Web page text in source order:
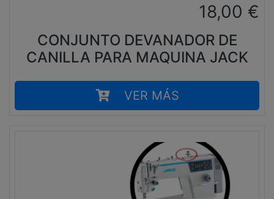
18,00 €
CONJUNTO DEVANADOR DE
CANILLA PARA MAQUINA JACK
VER MÁS